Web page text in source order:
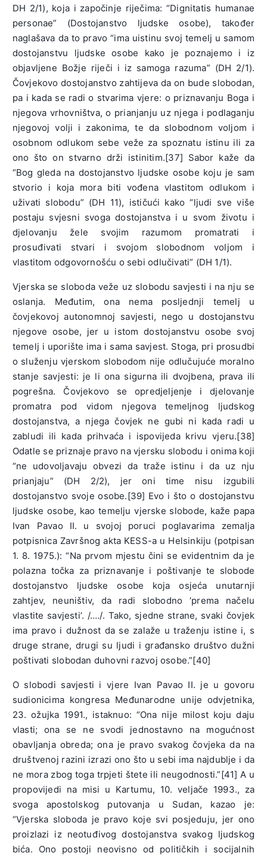
DH 2/1), koja i započinje riječima: “Dignitatis humanae
personae” (Dostojanstvo ljudske osobe), također
naglašava da to pravo “ima uistinu svoj temelj u samom
dostojanstvu ljudske osobe kako je poznajemo i iz
objavljene Božje riječi i iz samoga razuma” (DH 2/1).
Čovjekovo dostojanstvo zahtijeva da on bude slobodan,
pa i kada se radi o stvarima vjere: o priznavanju Boga i
njegova vrhovništva, o prianjanju uz njega i podlaganju
njegovoj volji i zakonima, te da slobodnom voljom i
osobnom odlukom sebe veže za spoznatu istinu ili za
ono što on stvarno drži istinitim.[37] Sabor kaže da
“Bog gleda na dostojanstvo ljudske osobe koju je sam
stvorio i koja mora biti vođena vlastitom odlukom i
uživati slobodu” (DH 11), ističući kako “ljudi sve više
postaju svjesni svoga dostojanstva i u svom životu i
djelovanju žele svojim razumom promatrati i
prosuđivati stvari i svojom slobodnom voljom i
vlastitom odgovornošću o sebi odlučivati” (DH 1/1).
Vjerska se sloboda veže uz slobodu savjesti i na nju se
oslanja. Međutim, ona nema posljednji temelj u
čovjekovoj autonomnoj savjesti, nego u dostojanstvu
njegove osobe, jer u istom dostojanstvu osobe svoj
temelj i uporište ima i sama savjest. Stoga, pri prosudbi
o služenju vjerskom slobodom nije odlučujuće moralno
stanje savjesti: je li ona sigurna ili dvojbena, prava ili
pogrešna. Čovjekovo se opredjeljenje i djelovanje
promatra pod vidom njegova temeljnog ljudskog
dostojanstva, a njega čovjek ne gubi ni kada radi u
zabludi ili kada prihvaća i ispovijeda krivu vjeru.[38]
Odatle se priznaje pravo na vjersku slobodu i onima koji
“ne udovoljavaju obvezi da traže istinu i da uz nju
prianjaju” (DH 2/2), jer oni time nisu izgubili
dostojanstvo svoje osobe.[39] Evo i što o dostojanstvu
ljudske osobe, kao temelju vjerske slobode, kaže papa
Ivan Pavao II. u svojoj poruci poglavarima zemalja
potpisnica Završnog akta KESS-a u Helsinkiju (potpisan
1. 8. 1975.): “Na prvom mjestu čini se evidentnim da je
polazna točka za priznavanje i poštivanje te slobode
dostojanstvo ljudske osobe koja osjeća unutarnji
zahtjev, neuništiv, da radi slobodno ‘prema načelu
vlastite savjesti’. /…./. Tako, sjedne strane, svaki čovjek
ima pravo i dužnost da se zalaže u traženju istine i, s
druge strane, drugi su ljudi i građansko društvo dužni
poštivati slobodan duhovni razvoj osobe.”[40]
O slobodi savjesti i vjere Ivan Pavao II. je u govoru
sudionicima kongresa Međunarodne unije odvjetnika,
23. ožujka 1991., istaknuo: “Ona nije milost koju daju
vlasti; ona se ne svodi jednostavno na mogućnost
obavljanja obreda; ona je pravo svakog čovjeka da na
društvenoj razini izrazi ono što u sebi ima najdublje i da
ne mora zbog toga trpjeti štete ili neugodnosti.”[41] A u
propovijedi na misi u Kartumu, 10. veljače 1993., za
svoga apostolskog putovanja u Sudan, kazao je:
“Vjerska sloboda je pravo koje svi posjeduju, jer ono
proizlazi iz neotuđivog dostojanstva svakog ljudskog
bića. Ono postoji neovisno od političkih i socijalnih